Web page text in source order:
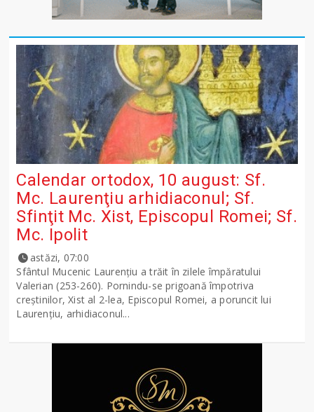
Calendar ortodox, 10 august: Sf.
Mc. Laurenţiu arhidiaconul; Sf.
Sfinţit Mc. Xist, Episcopul Romei; Sf.
Mc. Ipolit
astăzi, 07:00
Sfântul Mucenic Laurenţiu a trăit în zilele împăratului
Valerian (253-260). Pornindu-se prigoană împotriva
creştinilor, Xist al 2-lea, Episcopul Romei, a poruncit lui
Laurenţiu, arhidiaconul...